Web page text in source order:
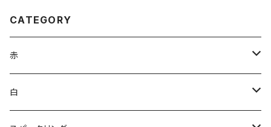
CATEGORY
赤
ブルゴーニュ
白